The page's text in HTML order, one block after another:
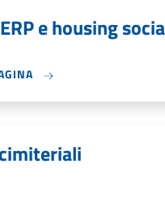
e housing